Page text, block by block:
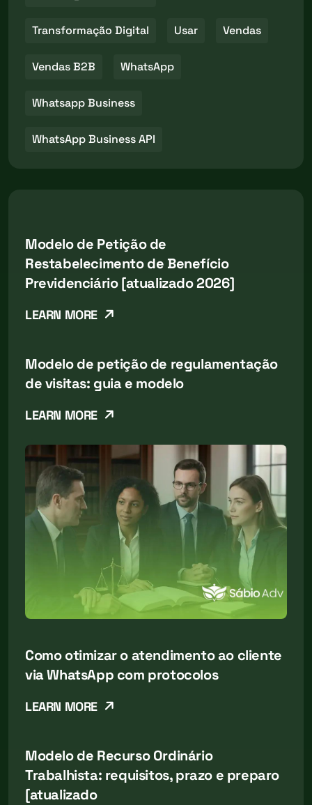
Transformação Digital Usar Vendas
Vendas B2B WhatsApp
Whatsapp Business
WhatsApp Business API
Modelo de Petição de
Restabelecimento de Benefício
Previdenciário [atualizado 2026]
LEARN MORE
Modelo de petição de regulamentação
de visitas: guia e modelo
LEARN MORE
Como otimizar o atendimento ao cliente
via WhatsApp com protocolos
LEARN MORE
Modelo de Recurso Ordinário
Trabalhista: requisitos, prazo e preparo
[atualizado